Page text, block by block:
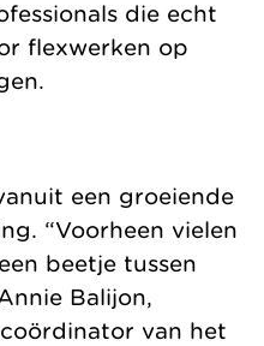
die echt
flexwerken op
een groeiende
“Voorheen vielen
beetje tussen
Balijon,
van het